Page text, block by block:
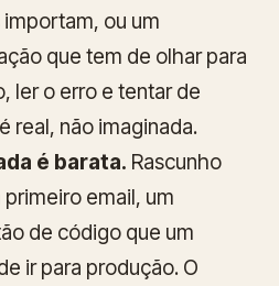
ou um
que tem de olhar para
ler o erro e tentar de
real, não imaginada.
é barata. Rascunho
email, um
de código que um
ir para produção. O